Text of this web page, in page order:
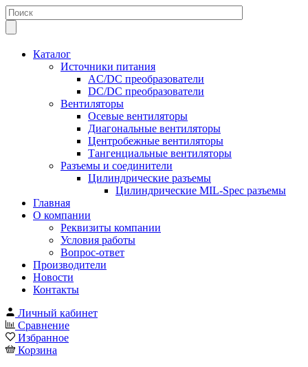
Каталог
Источники питания
AC/DC преобразователи
DC/DC преобразователи
Вентиляторы
Осевые вентиляторы
Диагональные вентиляторы
Центробежные вентиляторы
Тангенциальные вентиляторы
Разъемы и соединители
Цилиндрические разъемы
Цилиндрические MIL-Spec разъемы
Главная
О компании
Реквизиты компании
Условия работы
Вопрос-ответ
Производители
Новости
Контакты
Личный кабинет
Сравнение
Избранное
Корзина